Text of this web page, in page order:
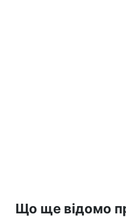
Що ще відомо